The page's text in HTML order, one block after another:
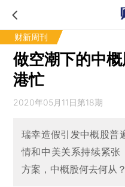
财新周刊
做空潮下的中
港忙
2020年05月11日第18期
瑞幸造假引发中概股普
情和中美关系持续紧张
方案，中概股何去何从？